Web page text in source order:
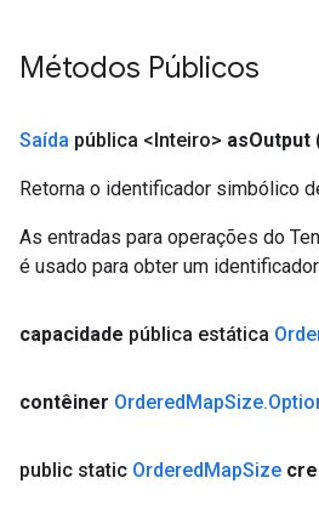
Métodos Públicos
Saída pública <Inteiro> asOutput
Retorna o identificador simbólico
As entradas para operações do
é usado para obter um
capacidade pública estática
contêiner OrderedMapSize.
public static OrderedMapSize